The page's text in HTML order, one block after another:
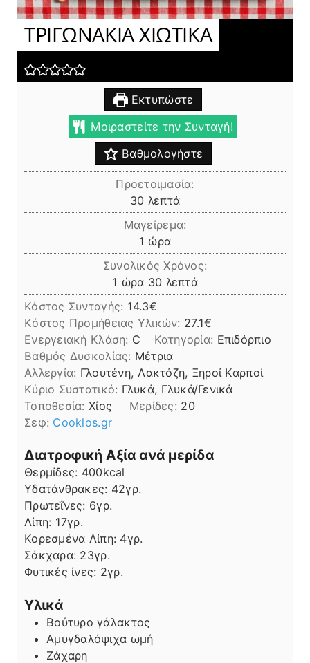
ΤΡΙΓΩΝΑΚΙΑ ΧΙΩΤΙΚΑ
Εκτυπώστε
Μοιραστείτε την Συνταγή!
Βαθμολογήστε
Προετοιμασία:
30 λεπτά
λεπτά
Μαγείρεμα:
1 ώρα
ώρα
Συνολικός Χρόνος:
1 ώρα
ώρα 30 λεπτά
λεπτά
Κόστος Συνταγής: 14.3€
Kόστος Προμήθειας Υλικών: 27.1
Ενεργειακή Κλάση: C Κατηγορία: Επιδόρπιο
Βαθμός Δυσκολίας: Μέτρια
Αλλεργία: Γλουτένη, Λακτόζη, Ξηροί Καρποί
Kύριο Συστατικό: Γλυκά, Γλυκά/Γενικά
Τοποθεσία: Χίος Μερίδες: 20
Σεφ: Cooklos.gr
Διατροφική Αξία ανά μερίδα
Θερμίδες: 400kcal
Υδατάνθρακες: 42γρ.
Πρωτεΐνες: 6γρ.
Λίπη
Λίπη: 17γρ.
Κορεσμένα Λίπη: 4γρ.
Σάκχαρα: 23γρ.
Φυτικές ίνες: 2γρ.
Υλικά
Βούτυρο γάλακτος
Αμυγδαλόψιχα ωμή
Ζάχαρη